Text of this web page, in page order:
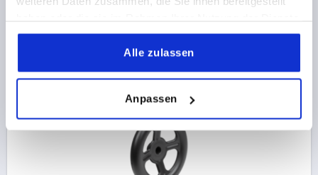
gesammelt haben.
Alle zulassen
Anpassen
18,83 CHF